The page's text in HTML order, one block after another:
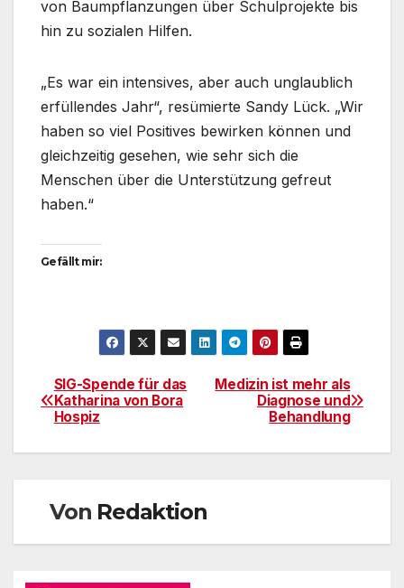
von Baumpflanzungen über Schulprojekte bis
hin zu sozialen Hilfen.
„Es war ein intensives, aber auch unglaublich
erfüllendes Jahr“, resümierte Sandy Lück. „Wir
haben so viel Positives bewirken können und
gleichzeitig gesehen, wie sehr sich die
Menschen über die Unterstützung gefreut
haben.“
Gefällt mir:
Beitragsnavigation
Medizin ist mehr als
Diagnose und
Behandlung
SIG-Spende für das
Katharina von Bora
Hospiz
Von Redaktion